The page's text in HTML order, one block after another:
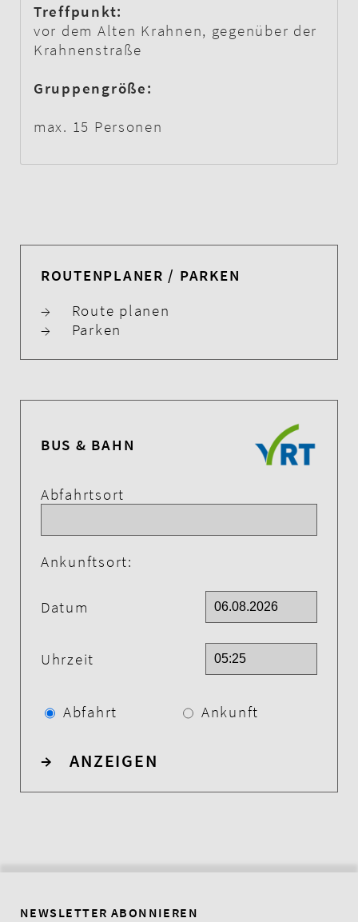
ROUTENPLANER / PARKEN
→
Route planen
→
Parken
BUS & BAHN
Abfahrtsort
Ankunftsort:
Datum
Uhrzeit
Abfahrt Ankunft
→ ANZEIGEN
Treffpunkt:
vor dem Alten Krahnen, gegenüber der
Krahnenstraße
Gruppengröße:
max. 15 Personen
NEWSLETTER ABONNIEREN